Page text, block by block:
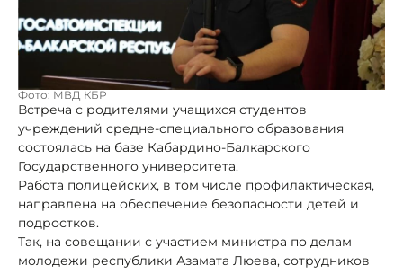
Фото: МВД КБР
Встреча с родителями учащихся студентов
учреждений средне-специального образования
состоялась на базе Кабардино-Балкарского
Государственного университета.
Работа полицейских, в том числе профилактическая,
направлена на обеспечение безопасности детей и
подростков.
Так, на совещании с участием министра по делам
молодежи республики Азамата Люева, сотрудников